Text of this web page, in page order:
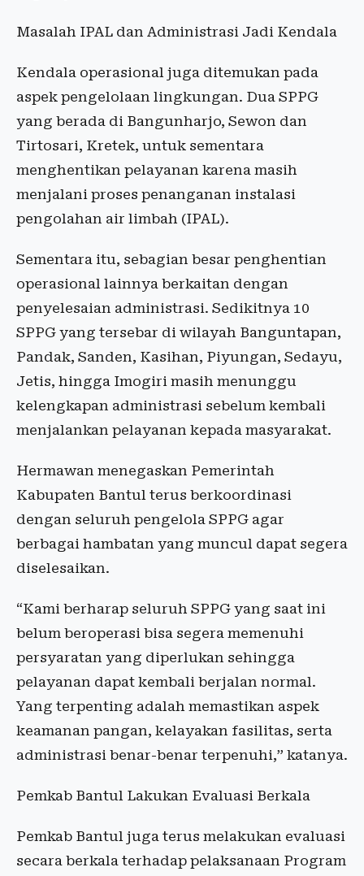
Masalah IPAL dan Administrasi Jadi Kendala
Kendala operasional juga ditemukan pada
aspek pengelolaan lingkungan. Dua SPPG
yang berada di Bangunharjo, Sewon dan
Tirtosari, Kretek, untuk sementara
menghentikan pelayanan karena masih
menjalani proses penanganan instalasi
pengolahan air limbah (IPAL).
Sementara itu, sebagian besar penghentian
operasional lainnya berkaitan dengan
penyelesaian administrasi. Sedikitnya 10
SPPG yang tersebar di wilayah Banguntapan,
Pandak, Sanden, Kasihan, Piyungan, Sedayu,
Jetis, hingga Imogiri masih menunggu
kelengkapan administrasi sebelum kembali
menjalankan pelayanan kepada masyarakat.
Hermawan menegaskan Pemerintah
Kabupaten Bantul terus berkoordinasi
dengan seluruh pengelola SPPG agar
berbagai hambatan yang muncul dapat segera
diselesaikan.
“Kami berharap seluruh SPPG yang saat ini
belum beroperasi bisa segera memenuhi
persyaratan yang diperlukan sehingga
pelayanan dapat kembali berjalan normal.
Yang terpenting adalah memastikan aspek
keamanan pangan, kelayakan fasilitas, serta
administrasi benar-benar terpenuhi,” katanya.
Pemkab Bantul Lakukan Evaluasi Berkala
Pemkab Bantul juga terus melakukan evaluasi
secara berkala terhadap pelaksanaan Program